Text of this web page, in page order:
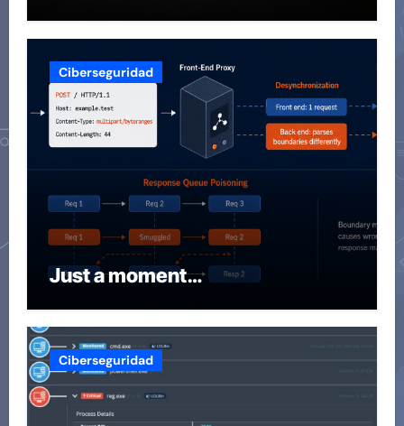
Ciberseguridad
Just a moment…
Ciberseguridad